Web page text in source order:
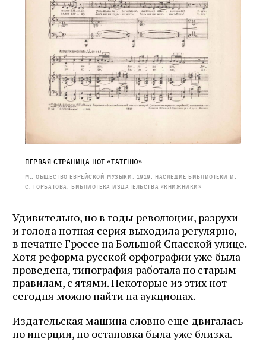
Первая страница нот «Татеню».
М.: Общество еврейской музыки, 1919. Наследие Библиотеки И.
С. Горбатова. Библиотека издательства «Книжники»
Удивительно, но в годы революции, разрухи
и голода нотная серия выходила регулярно,
в печатне Гроссе на Большой Спасской улице.
Хотя реформа русской орфографии уже была
проведена, типография работала по старым
правилам, с ятями. Некоторые из этих нот
сегодня можно найти на аукционах.
Издательская машина словно еще двигалась
по инерции, но остановка была уже близка.
Журнал ЛЕХАИМ в вашем
email
Подпишитесь на рассылку журнала ЛЕХАИМ и получайте
самые интересные публикации с сайта по электронной